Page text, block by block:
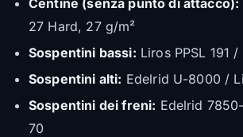
27 Hard, 27 g/m²
Sospentini bassi: Liros PPSL 191
Sospentini alti: Edelrid U-8000 /
Sospentini dei freni: Edelrid
70